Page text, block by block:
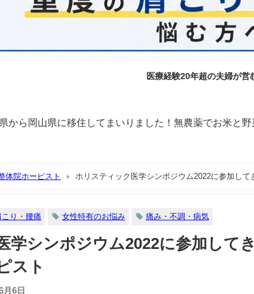
医療経験20年超の夫婦が営
から岡山県に移住してまいりました！無農薬でお米と野
体院ホーピスト
ホリスティック医学シンポジウム2022に参加して
り・腰痛 女性特有のお悩み 痛み・不調・病気
学シンポジウム2022に参加して
スト
月6日